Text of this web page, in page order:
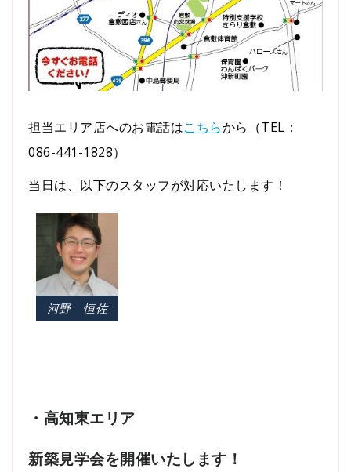
担当エリア店へのお電話はこちらから（TEL：
086-441-1828）
当日は、以下のスタッフが対応いたします！
河野 恒佐
・高知東エリア
新築見学会を開催いたします！